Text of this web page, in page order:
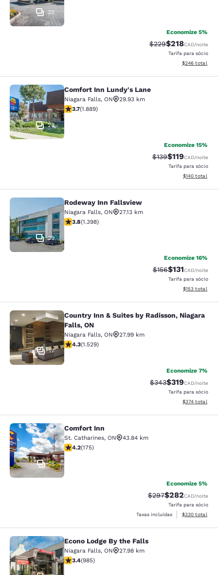
25
Economize 5%
Tarifa anterior
$229Tarifa com
$218CAD/noite
Tarifa para sócio
Exibir
$246 total
Comfort Inn Lundy's Lane
28
Comfort Inn Lundy's Lane
Niagara Falls, ON
29.93 km
classificação 3.67 estrelas. Bom. 1889 avaliações
3.7(1.889)
Economize 15%
Tarifa anterior
$139Tarifa com
$119CAD/noite
Tarifa para sócio
Exibir
$140 total
Rodeway Inn Fallsview
29
Rodeway Inn Fallsview
Niagara Falls, ON
27.13 km
classificação 3.84 estrelas. Bom. 1398 avaliações
3.8(1.398)
Economize 16%
Tarifa anterior
$156Tarifa com
$131CAD/noite
Tarifa para sócio
Exibir
$153 total
Country Inn & Suites by Radisson,
17
Country Inn & Suites by Radisson, Niagara
Falls, ON
Niagara Falls, ON
27.99 km
classificação 4.32 estrelas. Excelente. 1529 avaliações
4.3(1.529)
Economize 7%
Tarifa anterior
$343Tarifa com
$319CAD/noite
Tarifa para sócio
Exibir
$374 total
Comfort Inn
16
Comfort Inn
St. Catharines, ON
43.84 km
classificação 4.22 estrelas. Excelente. 175 avaliações
4.2(175)
Economize 5%
Tarifa anterior
$297Tarifa com
$282CAD/noite
Tarifa para sócio
Taxas incluídas
Exibir
$330 total
Econo Lodge By the Falls
Econo Lodge By the Falls
Niagara Falls, ON
27.98 km
classificação 3.37 estrelas. Bom. 985 avaliações
3.4(985)